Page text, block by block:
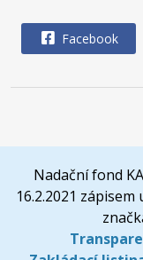
Facebook
Nadační fond
16.2.2021